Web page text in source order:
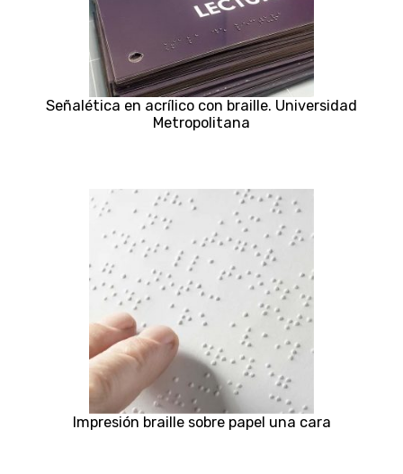
Señalética en acrílico con braille. Universidad
Metropolitana
Impresión braille sobre papel una cara